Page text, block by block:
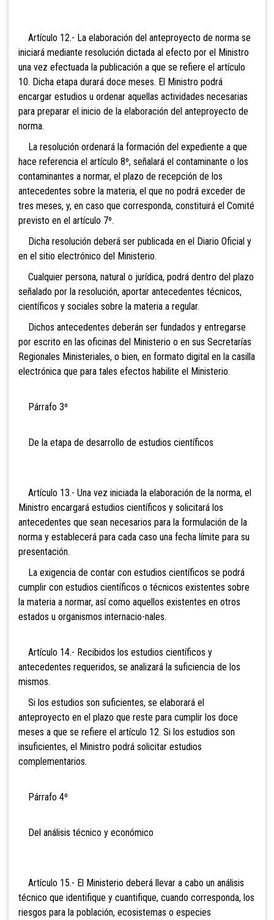
Artículo 12.- La elaboración del anteproyecto de norma se
iniciará mediante resolución dictada al efecto por el Ministro
una vez efectuada la publicación a que se refiere el artículo
10. Dicha etapa durará doce meses. El Ministro podrá
encargar estudios u ordenar aquellas actividades necesarias
para preparar el inicio de la elaboración del anteproyecto de
norma.
La resolución ordenará la formación del expediente a que
hace referencia el artículo 8º, señalará el contaminante o los
contaminantes a normar, el plazo de recepción de los
antecedentes sobre la materia, el que no podrá exceder de
tres meses, y, en caso que corresponda, constituirá el Comité
previsto en el artículo 7º.
Dicha resolución deberá ser publicada en el Diario Oficial y
en el sitio electrónico del Ministerio.
Cualquier persona, natural o jurídica, podrá dentro del plazo
señalado por la resolución, aportar antecedentes técnicos,
científicos y sociales sobre la materia a regular.
Dichos antecedentes deberán ser fundados y entregarse
por escrito en las oficinas del Ministerio o en sus Secretarías
Regionales Ministeriales, o bien, en formato digital en la casilla
electrónica que para tales efectos habilite el Ministerio.
Párrafo 3º
De la etapa de desarrollo de estudios científicos
Artículo 13.- Una vez iniciada la elaboración de la norma, el
Ministro encargará estudios científicos y solicitará los
antecedentes que sean necesarios para la formulación de la
norma y establecerá para cada caso una fecha límite para su
presentación.
La exigencia de contar con estudios científicos se podrá
cumplir con estudios científicos o técnicos existentes sobre
la materia a normar, así como aquellos existentes en otros
estados u organismos internacio-nales.
Artículo 14.- Recibidos los estudios científicos y
antecedentes requeridos, se analizará la suficiencia de los
mismos.
Si los estudios son suficientes, se elaborará el
anteproyecto en el plazo que reste para cumplir los doce
meses a que se refiere el artículo 12. Si los estudios son
insuficientes, el Ministro podrá solicitar estudios
complementarios.
Párrafo 4º
Del análisis técnico y económico
Artículo 15.- El Ministerio deberá llevar a cabo un análisis
técnico que identifique y cuantifique, cuando corresponda, los
riesgos para la población, ecosistemas o especies